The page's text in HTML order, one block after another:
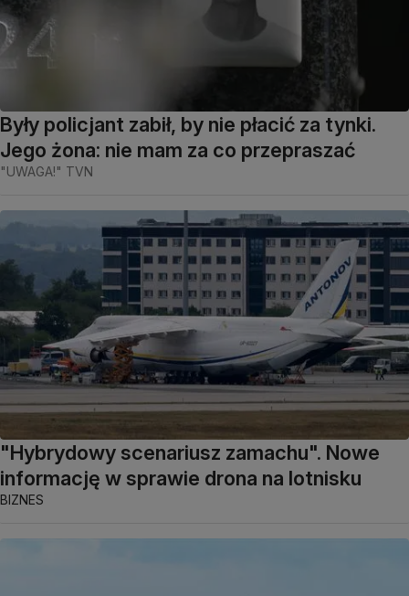
Były policjant zabił, by nie płacić za tynki.
Jego żona: nie mam za co przepraszać
"UWAGA!" TVN
"Hybrydowy scenariusz zamachu". Nowe
informację w sprawie drona na lotnisku
BIZNES